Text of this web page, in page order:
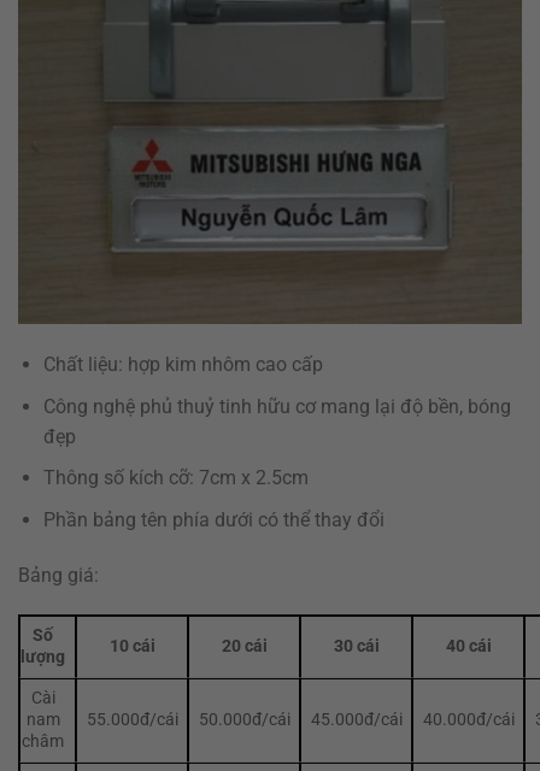
Chất liệu: hợp kim nhôm cao cấp
Công nghệ phủ thuỷ tinh hữu cơ mang lại độ bền, bóng
đẹp
Thông số kích cỡ: 7cm x 2.5cm
Phần bảng tên phía dưới có thể thay đổi
Bảng giá:
Số
lượng
10 cái 20 cái 30 cái 40 cái
Cài
nam
châm
55.000đ/cái 50.000đ/cái 45.000đ/cái 40.000đ/cái